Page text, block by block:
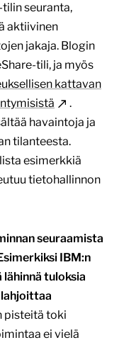
seuranta,
aktiivinen
jakaja. Blogin
tili, ja myös
kattavan
.
havaintoja ja
tilanteesta.
esimerkkiä
tietohallinnon
seuraamista
IBM:n
tuloksia
pisteitä toki
ei vielä